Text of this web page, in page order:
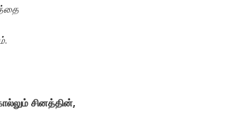
.
சினத்தின்,